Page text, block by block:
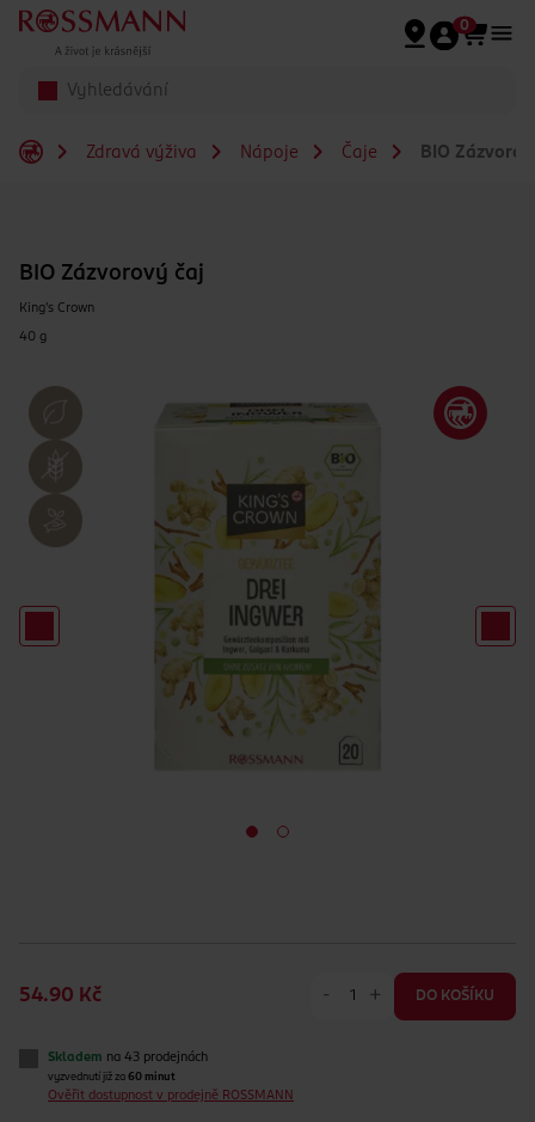
Přeskočit na hlavmní obsah
0
Zdravá výživa Nápoje Čaje BIO
BIO Zázvorový čaj
King's Crown
40 g
54.90 Kč - + DO KOŠÍKU
Skladem na 43 prodejnách
vyzvednutí již za 60 minut
Ověřit dostupnost v prodejně ROSSMANN